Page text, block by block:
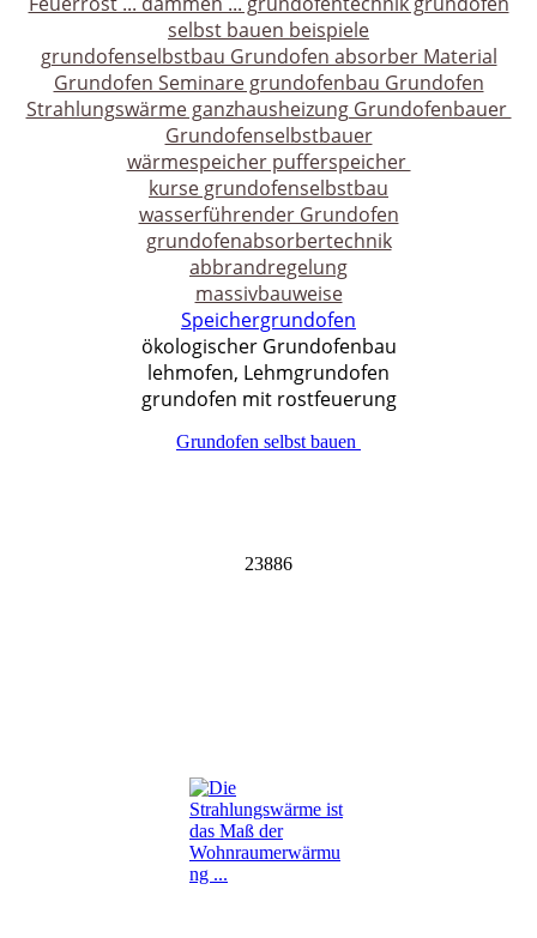
selbst bauen beispiele
grundofenselbstbau Grundofen absorber Material
Grundofen Seminare grundofenbau Grundofen
Strahlungswärme ganzhausheizung Grundofenbauer
Grundofenselbstbauer
wärmespeicher pufferspeicher
kurse grundofenselbstbau
wasserführender Grundofen
grundofenabsorbertechnik
abbrandregelung
massivbauweise
Speichergrundofen
ökologischer Grundofenbau
lehmofen, Lehmgrundofen
grundofen mit rostfeuerung
Grundofen selbst bauen
23886